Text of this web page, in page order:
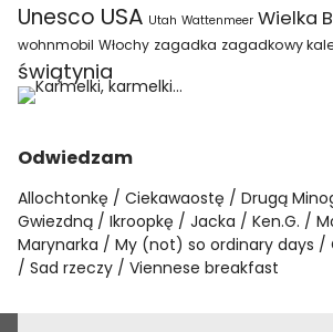
Unesco USA Utah Wattenmeer Wielka
wohnmobil Włochy zagadka zagadkowy
świątynia
Odwiedzam
Allochtonkę Ciekawaostę Drugą
Gwiezdną
Ikroopkę Jacka Ken.G.
Marynarka
My (not) so ordinary days
Sad rzeczy
Viennese breakfast